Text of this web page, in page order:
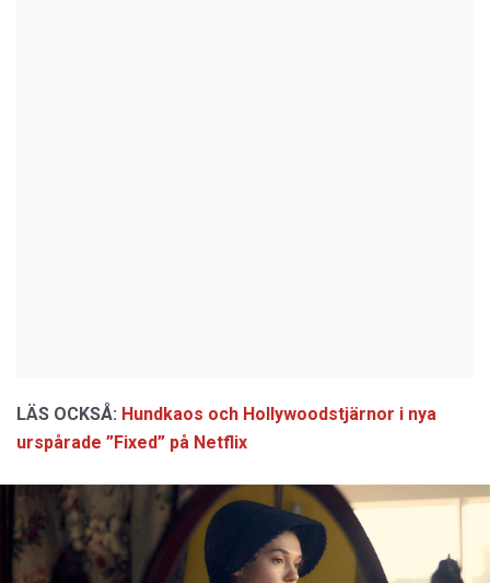
LÄS OCKSÅ: Hundkaos och Hollywoodstjärnor i nya
urspårade ”Fixed” på Netflix